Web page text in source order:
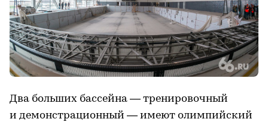
Два больших бассейна — тренировочный
и демонстрационный — имеют олимпийский